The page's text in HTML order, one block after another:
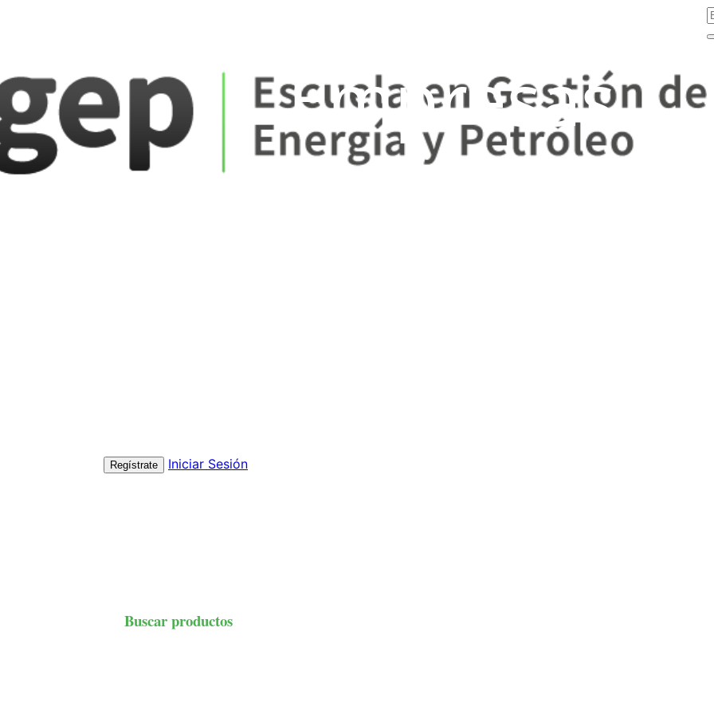
Empresas
Regístrate Iniciar Sesión
Buscar productos